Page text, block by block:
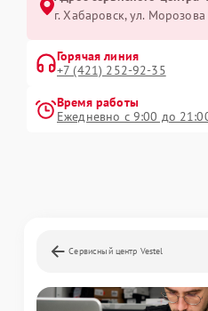
г. Хабаровск, ул.
Горячая линия
+7 (421) 252-92-35
Время работы
Ежедневно с 9:00 до
Сервисный центр Vestel